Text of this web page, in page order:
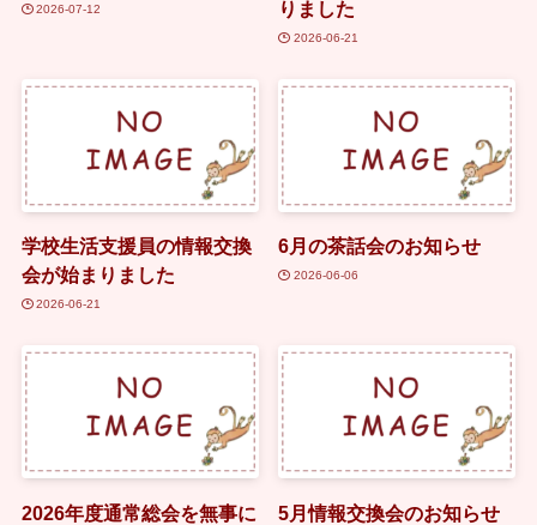
2026-07-12 りました
2026-06-21
学校生活支援員の情報交換
会が始まりました
2026-06-21
6月の茶話会のお知らせ
2026-06-06
2026年度通常総会を無事に
5月情報交換会のお知らせ